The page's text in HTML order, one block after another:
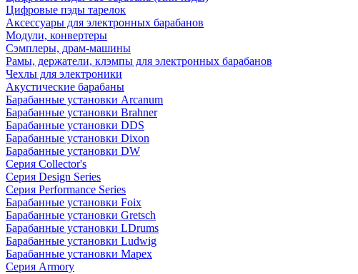
Цифровые пэды тарелок
Аксессуары для электронных барабанов
Модули, конвертеры
Сэмплеры, драм-машины
Рамы, держатели, клэмпы для электронных барабанов
Чехлы для электроники
Акустические барабаны
Барабанные установки Arcanum
Барабанные установки Brahner
Барабанные установки DDS
Барабанные установки Dixon
Барабанные установки DW
Серия Collector's
Серия Design Series
Серия Performance Series
Барабанные установки Foix
Барабанные установки Gretsch
Барабанные установки LDrums
Барабанные установки Ludwig
Барабанные установки Mapex
Серия Armory